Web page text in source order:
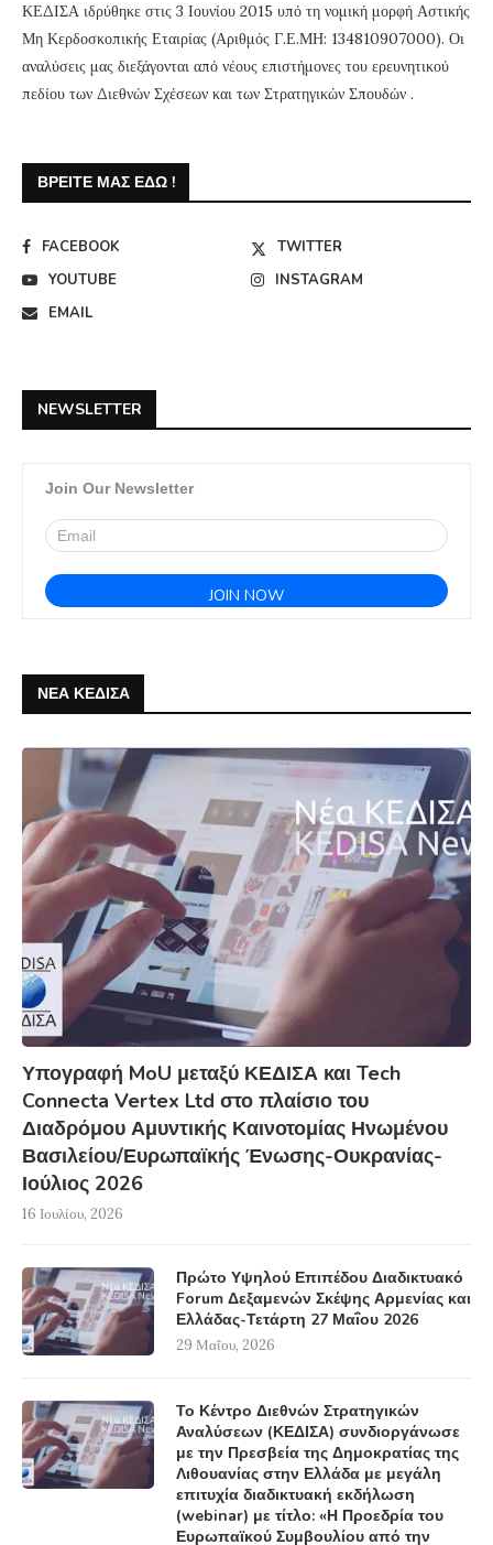
ΚΕΔΙΣΑ ιδρύθηκε στις 3 Ιουνίου 2015 υπό τη νομική μορφή Αστικής
Μη Κερδοσκοπικής Εταιρίας (Αριθμός Γ.Ε.ΜΗ: 134810907000). Οι
αναλύσεις μας διεξάγονται από νέους επιστήμονες του ερευνητικού
πεδίου των Διεθνών Σχέσεων και των Στρατηγικών Σπουδών .
ΒΡΕΊΤΕ ΜΑΣ ΕΔΏ !
FACEBOOK
TWITTER
YOUTUBE
INSTAGRAM
EMAIL
NEWSLETTER
Join Our Newsletter
ΝΕΑ ΚΕΔΙΣΑ
Υπογραφή MoU μεταξύ ΚΕΔΙΣΑ και Tech
Connecta Vertex Ltd στο πλαίσιο του
Διαδρόμου Αμυντικής Καινοτομίας Ηνωμένου
Βασιλείου/Ευρωπαϊκής Ένωσης-Ουκρανίας-
Ιούλιος 2026
16 Ιουλίου, 2026
Πρώτο Υψηλού Επιπέδου Διαδικτυακό
Forum Δεξαμενών Σκέψης Αρμενίας και
Ελλάδας-Τετάρτη 27 Μαΐου 2026
29 Μαΐου, 2026
Το Κέντρο Διεθνών Στρατηγικών
Αναλύσεων (ΚΕΔΙΣΑ) συνδιοργάνωσε
με την Πρεσβεία της Δημοκρατίας της
Λιθουανίας στην Ελλάδα με μεγάλη
επιτυχία διαδικτυακή εκδήλωση
(webinar) με τίτλο: «Η Προεδρία του
Ευρωπαϊκού Συμβουλίου από την